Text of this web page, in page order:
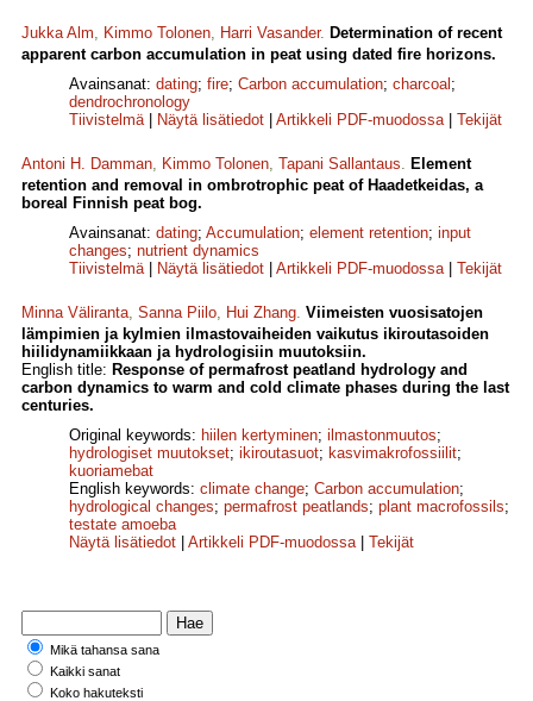
Jukka Alm, Kimmo Tolonen, Harri Vasander. Determination of recent
apparent carbon accumulation in peat using dated fire horizons.
Avainsanat: dating; fire; Carbon accumulation; charcoal ;
dendrochronology
Tiivistelmä| Näytä lisätiedot Artikkeli PDF-muodossa| Tekijät
Antoni H. Damman, Kimmo Tolonen, Tapani Sallantaus. Element
retention and removal in ombrotrophic peat of Haadetkeidas, a
boreal Finnish peat bog.
Avainsanat: dating; Accumulation; element retention; input
changes; nutrient dynamics
Tiivistelmä| Näytä lisätiedot Artikkeli PDF-muodossa| Tekijät
Minna Väliranta, Sanna Piilo, Hui Zhang. Viimeisten vuosisatojen
lämpimien ja kylmien ilmastovaiheiden vaikutus ikiroutasoiden
hiilidynamiikkaan ja hydrologisiin muutoksiin.
English title: Response of permafrost peatland hydrology and
carbon dynamics to warm and cold climate phases during the last
centuries.
Original keywords: hiilen kertyminen; ilmastonmuutos;
hydrologiset muutokset; ikiroutasuot; kasvimakrofossiilit;
kuoriamebat
English keywords: climate change; Carbon accumulation;
hydrological changes; permafrost peatlands; plant macrofossils;
testate amoeba
Näytä lisätiedot
Artikkeli PDF-muodossa| Tekijät
Mikä tahansa sana
Kaikki sanat
Koko hakuteksti